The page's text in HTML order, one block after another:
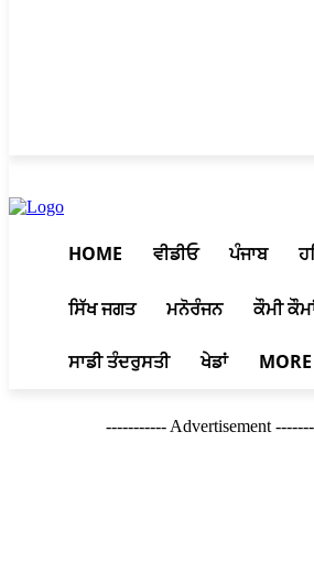
HOME ਵੀਡੀਓ ਪੰਜਾਬ
ਸਿੱਖ ਜਗਤ ਮਨੋਰੰਜਨ ਕੌਮੀ
ਸਾਡੀ ਤੰਦਰੁਸਤੀ ਖੇਡਾਂ MORE
----------- Advertisement